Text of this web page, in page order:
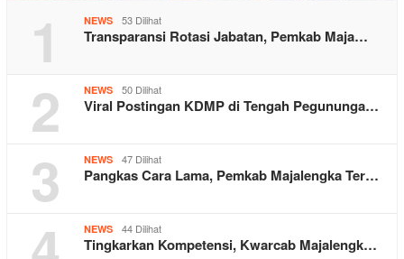
1 NEWS 53 Dilihat
Transparansi Rotasi Jabatan, Pemkab Maja…
2 NEWS 50 Dilihat
Viral Postingan KDMP di Tengah Pegununga…
3 NEWS 47 Dilihat
Pangkas Cara Lama, Pemkab Majalengka Ter…
NEWS 44 Dilihat
Tingkarkan Kompetensi, Kwarcab Majalengk…